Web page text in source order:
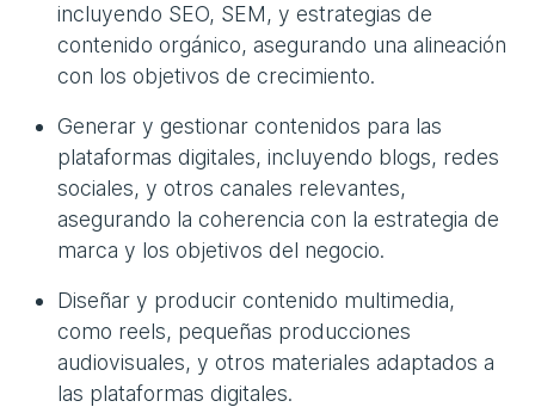
incluyendo SEO, SEM, y estrategias de
contenido orgánico, asegurando una alineación
con los objetivos de crecimiento.
Generar y gestionar contenidos para las
plataformas digitales, incluyendo blogs, redes
sociales, y otros canales relevantes,
asegurando la coherencia con la estrategia de
marca y los objetivos del negocio.
Diseñar y producir contenido multimedia,
como reels, pequeñas producciones
audiovisuales, y otros materiales adaptados a
las plataformas digitales.